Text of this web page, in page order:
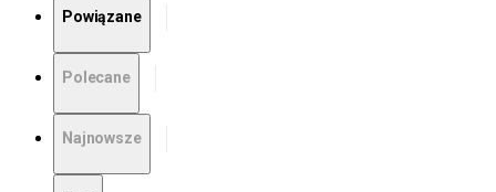
Powiązane
Polecane
Najnowsze